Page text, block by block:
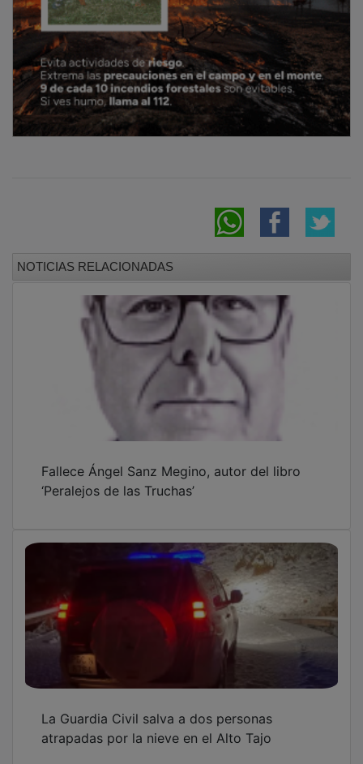
Fallece Ángel Sanz Megino, autor del libro
La Guardia Civil salva a dos personas
atrapadas por la nieve en el Alto Tajo
Bruce Springsteen vuelve a ser candidato al
Premio Princesa de Asturias de las Artes por
iniciativa de una asociación rural